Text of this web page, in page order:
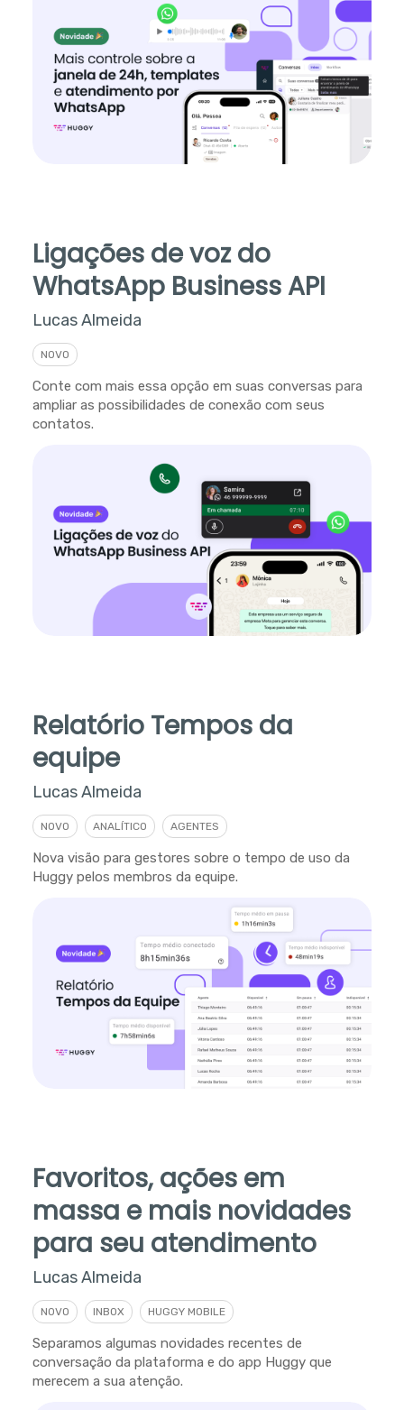
Ligações de voz do
WhatsApp Business API
Lucas Almeida
NOVO
Conte com mais essa opção em suas conversas para
ampliar as possibilidades de conexão com seus
contatos.
Relatório Tempos da
equipe
Lucas Almeida
NOVO ANALÍTICO AGENTES
Nova visão para gestores sobre o tempo de uso da
Huggy pelos membros da equipe.
Favoritos, ações em
massa e mais novidades
para seu atendimento
Lucas Almeida
NOVO INBOX HUGGY MOBILE
Separamos algumas novidades recentes de
conversação da plataforma e do app Huggy que
merecem a sua atenção.